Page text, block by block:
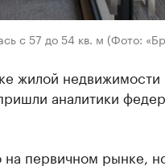
с 57 до 54 кв. м (Фото:
жилой недвижимости
аналитики
на первичном рынке,